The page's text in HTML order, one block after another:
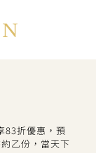
83折優惠，預
乙份，當天下